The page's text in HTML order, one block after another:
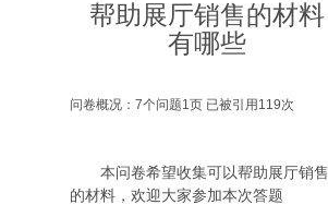
帮助展厅销售的材料
有哪些
问卷概况：7个问题1页 已被引用 119次
本问卷希望收集可以帮助展厅销售
的材料，欢迎大家参加本次答题